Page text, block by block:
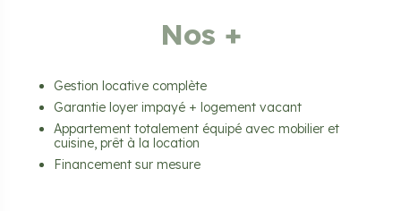
Nos +
Gestion locative complète
Garantie loyer impayé + logement vacant
Appartement totalement équipé avec mobilier et
cuisine, prêt à la location
Financement sur mesure